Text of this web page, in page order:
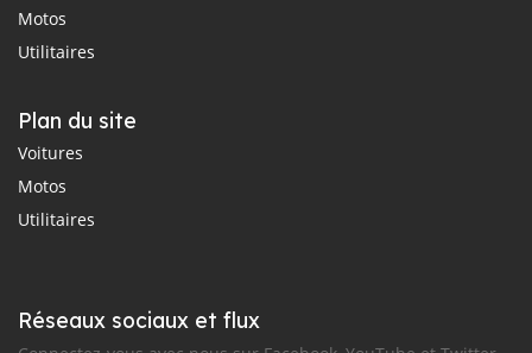
Motos
Utilitaires
Plan du site
Voitures
Motos
Utilitaires
Réseaux sociaux et flux